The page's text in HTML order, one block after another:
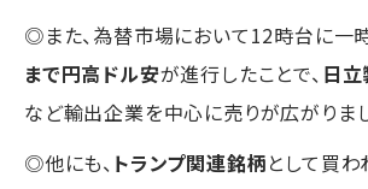
◎また、為替市場において12時台に一
まで円高ドル安が進行したことで、 日
など輸出企業を中心に売りが広がりま
◎他にも、 トランプ関連銘柄として買